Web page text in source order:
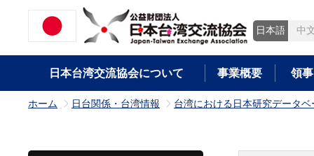
日本語 中
日本台湾交流協会について 事業概要 領
ホーム >
日台関係・台湾情報 >
台湾における日本研究データベ